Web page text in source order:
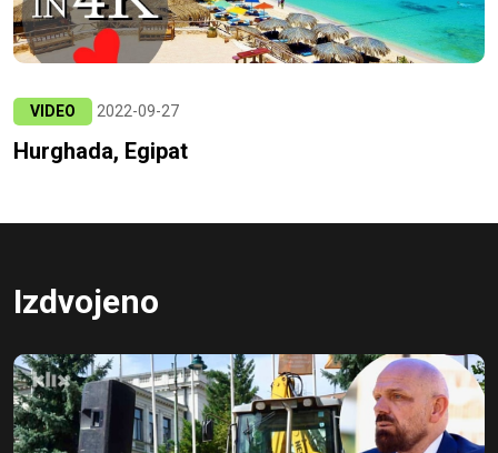
VIDEO 2022-09-27
Hurghada, Egipat
Izdvojeno